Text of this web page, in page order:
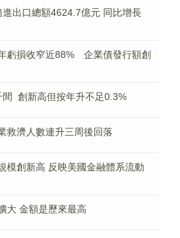
出口總額4624.7億元 同比增長
虧損收窄近88% 企業債發行額創
間 創新高但按年升不足0.3%
救濟人數連升三周後回落
模創新高 反映美國金融體系流動
大 金額是歷來最高